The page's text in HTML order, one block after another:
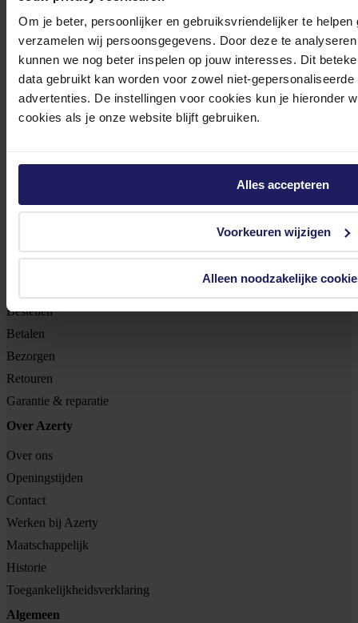
Om je beter, persoonlijker en gebruiksvriendelijker te
verzamelen wij persoonsgegevens. Door deze te
kunnen we nog beter inspelen op jouw interesses. Dit
data gebruikt kan worden voor zowel niet-
advertenties. De instellingen voor cookies kun je hieronder
cookies als je onze website blijft gebruiken.
Alles accepteren
Voorkeuren wijzigen
Alleen noodzakelijke
Meld je aan voor onze nieuwsbrief!
Ontvang als eerste de beste deals in je inbox
Meld je aan
8102 HG Raalte
KvK nr: 55425437
Bestellen
Betalen
Bezorgen
Retouren
Garantie & reparatie
Over Azerty
Over ons
Openingstijden
Contact
Werken bij Azerty
Maatschappelijk
Historie
Toegankelijkheidsverklaring
Algemeen